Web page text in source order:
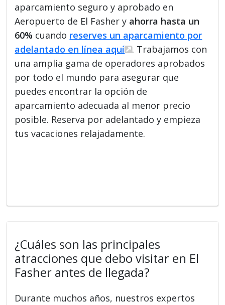
aparcamiento seguro y aprobado en
Aeropuerto de El Fasher y ahorra hasta un
60% cuando reserves un aparcamiento por
adelantado en línea aquí
. Trabajamos con
una amplia gama de operadores aprobados
por todo el mundo para asegurar que
puedes encontrar la opción de
aparcamiento adecuada al menor precio
posible. Reserva por adelantado y empieza
tus vacaciones relajadamente.
¿Cuáles son las principales
atracciones que debo visitar en El
Fasher antes de llegada?
Durante muchos años, nuestros expertos